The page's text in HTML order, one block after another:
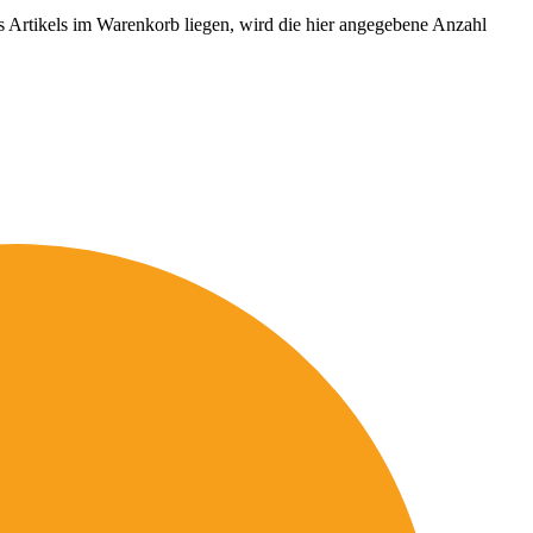
Artikels im Warenkorb liegen, wird die hier angegebene Anzahl